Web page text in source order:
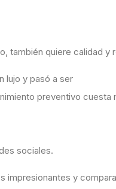
también quiere calidad y
lujo y pasó a ser
preventivo
sociales.
impresionantes y